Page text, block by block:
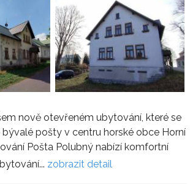
nově otevřeném ubytování, které se
pošty v centru horské obce Horní
Pošta Polubný nabízí komfortní
zobrazit detail